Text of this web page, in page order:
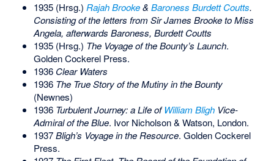
1935 (Hrsg.) Rajah Brooke& Baroness Burdett Coutts.
Consisting of the letters from Sir James Brooke to Miss
Angela, afterwards Baroness, Burdett Coutts
1935 (Hrsg.) The Voyage of the Bounty’s Launch.
Golden Cockerel Press.
1936 Clear Waters
1936 The True Story of the Mutiny in the Bounty
(Newnes)
1936 Turbulent Journey: a Life ofWilliam BlighVice-
Admiral of the Blue. Ivor Nicholson & Watson, London.
1937Bligh’s Voyage in the Resource. Golden Cockerel
Press.